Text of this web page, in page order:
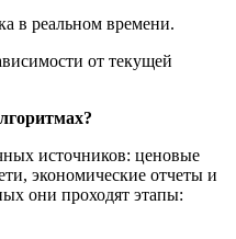
в реальном времени.
от текущей
источников: ценовые
экономические отчеты и
они проходят этапы: